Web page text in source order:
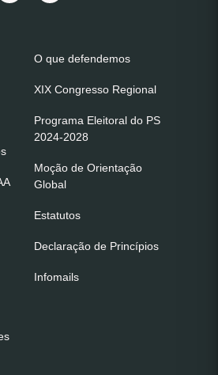
O que defendemos
XIX Congresso Regional
Programa Eleitoral do PS
2024-2028
Moção de Orientação
Global
Estatutos
Declaração de Princípios
Infomails